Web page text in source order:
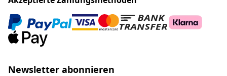
Newsletter abonnieren